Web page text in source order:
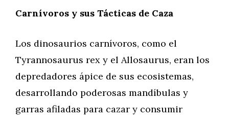
Carnívoros y sus Tácticas de Caza
Los dinosaurios carnívoros, como el
Tyrannosaurus rex y el Allosaurus, eran los
depredadores ápice de sus ecosistemas,
desarrollando poderosas mandíbulas y
garras afiladas para cazar y consumir